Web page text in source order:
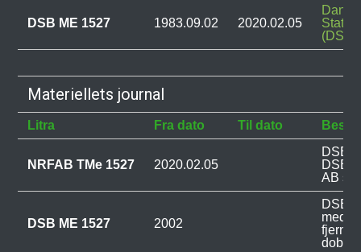
DSB ME 1527 1983.09.02 2020.02.05
(DSB)
Materiellets journal
Litra Fra dato Til dato
NRFAB TMe 1527 2020.02.05
DSB
DSB
AB
DSB ME 1527 2002
DSB
med